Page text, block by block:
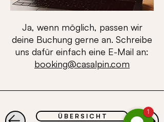
Ja, wenn möglich, passen wir
deine Buchung gerne an. Schreibe
uns dafür einfach eine E-Mail an:
booking@casalpin.com
Ü B E R S I C H T
1